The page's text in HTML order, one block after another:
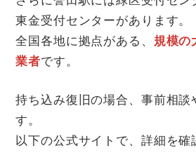
東金受付センターがあります。
全国各地に拠点がある、 規模の
業者です。
持ち込み復旧の場合、事前相談
す。
以下の公式サイトで、詳細を確